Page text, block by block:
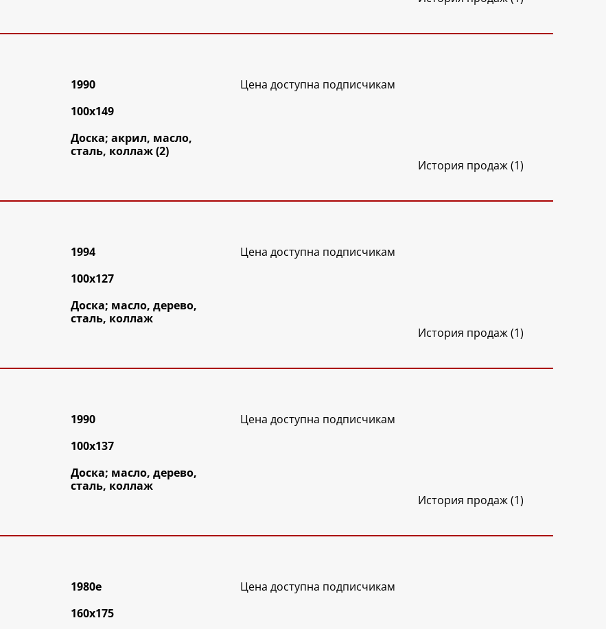
1990
100х149
Доска; акрил, масло,
сталь, коллаж (2)
Цена доступна подписчикам
История продаж (1)
1994
100х127
Доска; масло, дерево,
сталь, коллаж
Цена доступна подписчикам
История продаж (1)
1990
100х137
Доска; масло, дерево,
сталь, коллаж
Цена доступна подписчикам
История продаж (1)
1980е
160х175
Цена доступна подписчикам